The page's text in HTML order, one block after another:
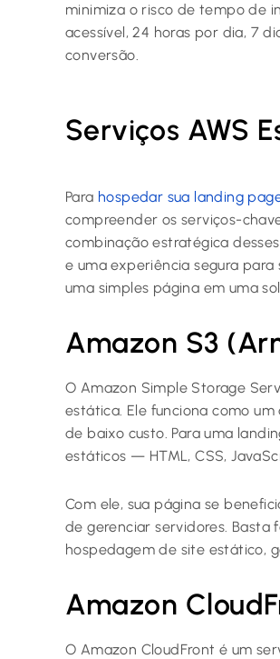
minimiza o risco de tempo de
acessível, 24 horas por dia, 7
conversão.
Serviços AWS
Para hospedar sua landing
compreender os serviços-
combinação estratégica
e uma experiência segura
uma simples página em uma
Amazon S3
O Amazon Simple Storage
estática. Ele funciona como
de baixo custo. Para uma
estáticos — HTML, CSS,
Com ele, sua página se
de gerenciar servidores. Basta
hospedagem de site estático,
Amazon
O Amazon CloudFront é um